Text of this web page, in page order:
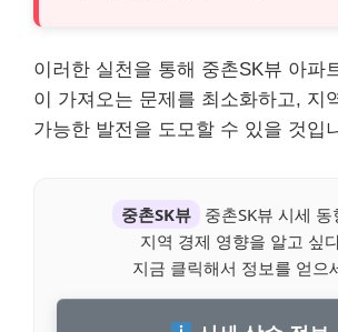
이러한 실천을 통해 중촌SK뷰 아파
이 가져오는 문제를 최소화하고, 지
가능한 발전을 도모할 수 있을 것입
중촌SK뷰
중촌SK뷰 시세 동
지역 경제 영향을 알고 싶
지금 클릭해서 정보를 얻으